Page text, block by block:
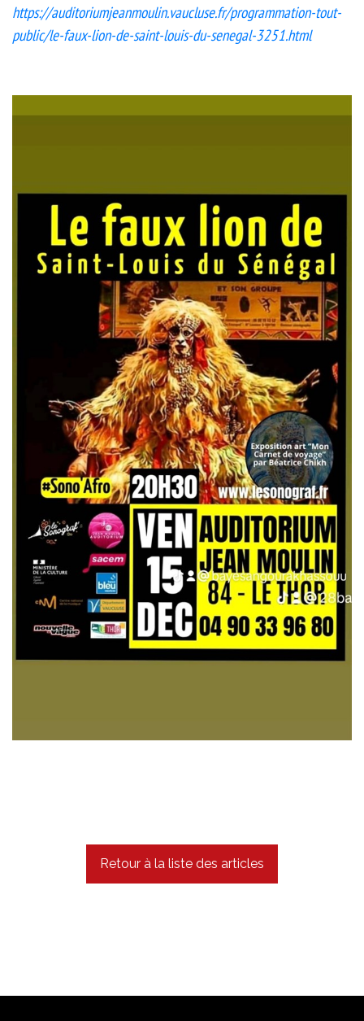
https://auditoriumjeanmoulin.vaucluse.fr/programmation-tout-
public/le-faux-lion-de-saint-louis-du-senegal-3251.html
Retour à la liste des articles